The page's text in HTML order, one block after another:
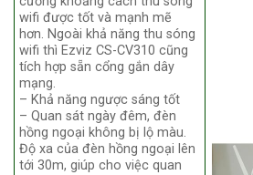
wifi được tốt và mạnh mẽ
hơn. Ngoài khả năng thu sóng
wifi thì Ezviz CS-CV310 cũng
tích hợp sẵn cổng gắn dây
mạng.
– Khả năng ngược sáng tốt
– Quan sát ngày đêm, đèn
hồng ngoại không bị lộ màu.
Độ xa của đèn hồng ngoại lên
tới 30m, giúp cho việc quan